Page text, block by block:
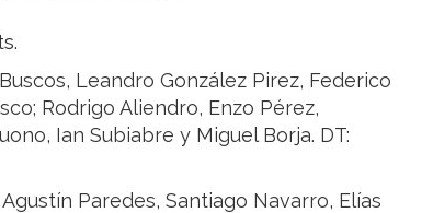
Leandro González Pirez, Federico
Rodrigo Aliendro, Enzo Pérez,
Ian Subiabre y Miguel Borja. DT:
Paredes, Santiago Navarro, Elías